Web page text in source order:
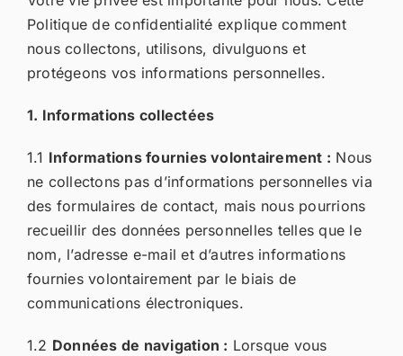
Politique de confidentialité explique comment
nous collectons, utilisons, divulguons et
protégeons vos informations personnelles.
1. Informations collectées
1.1 Informations fournies volontairement : Nous
ne collectons pas d’informations personnelles via
des formulaires de contact, mais nous pourrions
recueillir des données personnelles telles que le
nom, l’adresse e-mail et d’autres informations
fournies volontairement par le biais de
communications électroniques.
1.2 Données de navigation : Lorsque vous